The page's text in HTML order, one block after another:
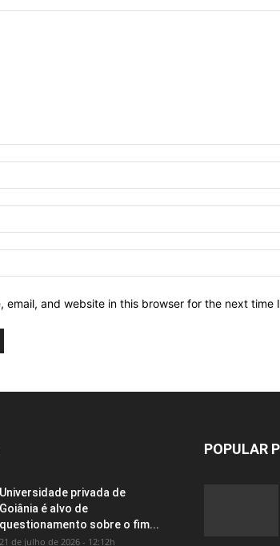
email, and website in this browser for the next time
Universidade privada de
Goiânia é alvo de
questionamento sobre o fim...
21 de julho de 2026 - 12:12h
POPULAR